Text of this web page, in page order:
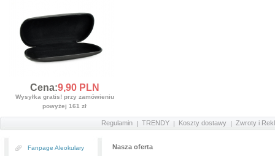
Cena:9,90PLN
Wysyłka gratis! przy zamówieniu
powyżej 161 zł
Regulamin TRENDY Koszty dostawy Zwroty i
Fanpage Aleokulary Nasza oferta